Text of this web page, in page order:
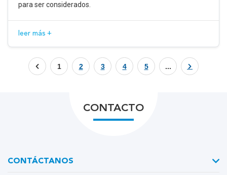
para ser considerados.
leer más +
1 2 3 4 5 ...
CONTACTO
CONTÁCTANOS